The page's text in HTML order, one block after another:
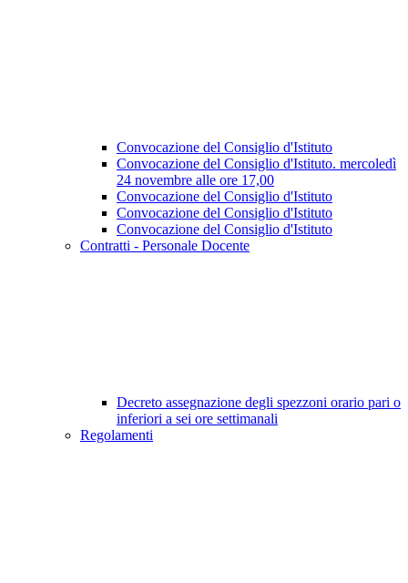
Convocazione del Consiglio d'Istituto
Convocazione del Consiglio d'Istituto. mercoledì
24 novembre alle ore 17,00
Convocazione del Consiglio d'Istituto
Convocazione del Consiglio d'Istituto
Convocazione del Consiglio d'Istituto
Contratti - Personale Docente
Decreto assegnazione degli spezzoni orario pari o
inferiori a sei ore settimanali
Regolamenti